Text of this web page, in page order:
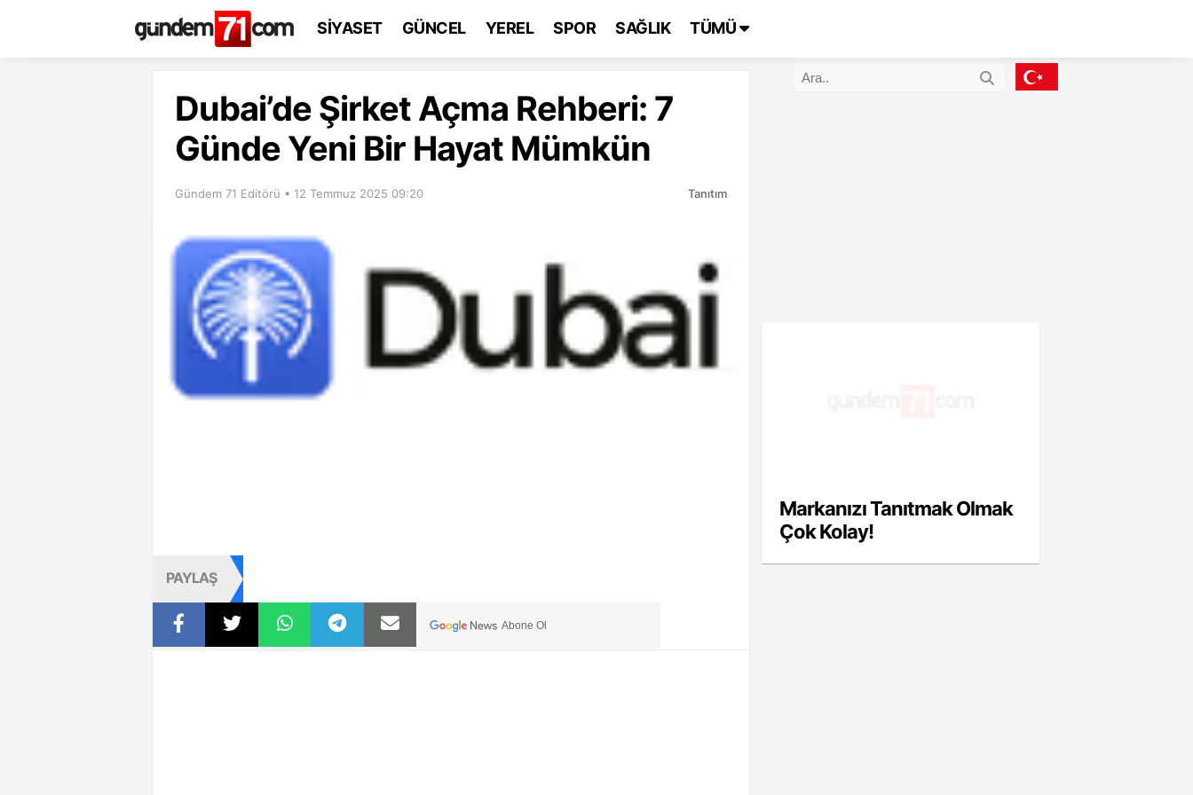
SİYASET GÜNCEL YEREL SPOR SAĞLIK TÜMÜ
Dubai’de Şirket Açma Rehberi: 7
Günde Yeni Bir Hayat Mümkün
Gündem 71 Editörü • 12 Temmuz 2025 09:20 Tanıtım
PAYLAŞ
Abone Ol
Markanızı Tanıtmak Olmak
Çok Kolay!